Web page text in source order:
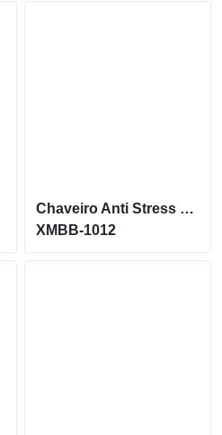
Chaveiro Anti Stress Bola Lisa Vinil Personalizada XMBB-1012
XMBB-1012